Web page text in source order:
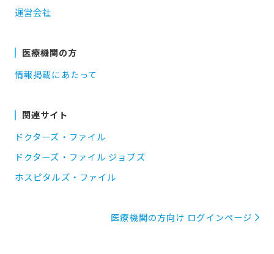
運営会社
医療機関の方
情報掲載にあたって
関連サイト
ドクターズ・ファイル
ドクターズ・ファイル ジョブズ
ホスピタルズ・ファイル
医療機関の方向け ログインページ